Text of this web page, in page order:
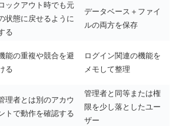
ックアウト時でも元
状態に戻せるように
る
データベース＋ファイ
ルの両方を保存
能の重複や競合を避
る
ログイン関連の機能を
メモして整理
理者とは別のアカウ
トで動作を確認する
管理者と同等または権
限を少し落としたユー
ザー